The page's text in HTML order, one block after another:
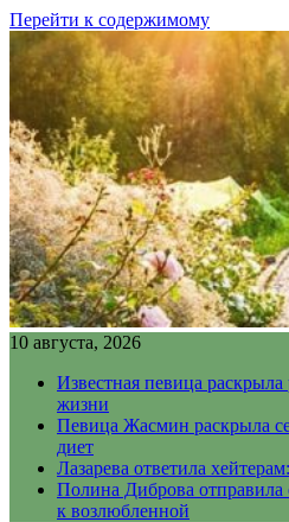
Перейти к содержимому
10 августа, 2026
Известная певица
жизни
Певица Жасмин раскрыла
диет
Лазарева ответила
Полина Диброва
к возлюбленной